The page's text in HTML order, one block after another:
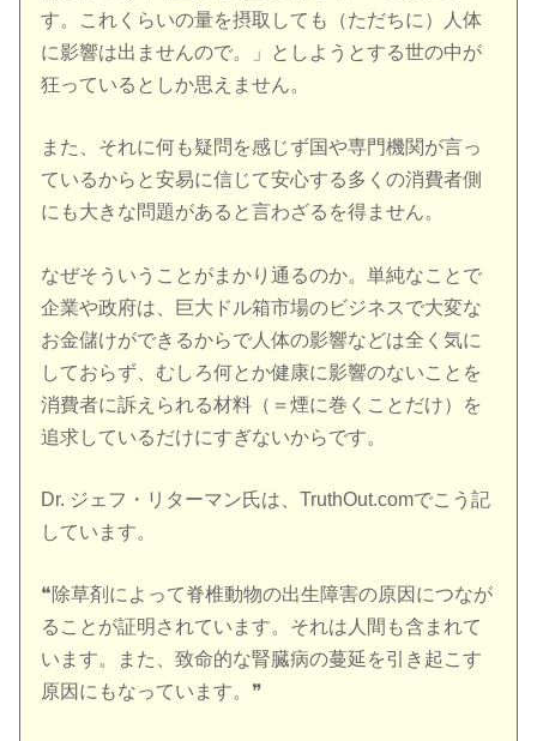
す。これくらいの量を摂取しても（ただちに）人体
に影響は出ませんので。」としようとする世の中が
狂っているとしか思えません。
また、それに何も疑問を感じず国や専門機関が言っ
ているからと安易に信じて安心する多くの消費者側
にも大きな問題があると言わざるを得ません。
なぜそういうことがまかり通るのか。単純なことで
企業や政府は、巨大ドル箱市場のビジネスで大変な
お金儲けができるからで人体の影響などは全く気に
しておらず、むしろ何とか健康に影響のないことを
消費者に訴えられる材料（＝煙に巻くことだけ）を
追求しているだけにすぎないからです。
Dr. ジェフ・リターマン氏は、TruthOut.comでこう記
しています。
❝除草剤によって脊椎動物の出生障害の原因につなが
ることが証明されています。それは人間も含まれて
います。また、致命的な腎臓病の蔓延を引き起こす
原因にもなっています。❞